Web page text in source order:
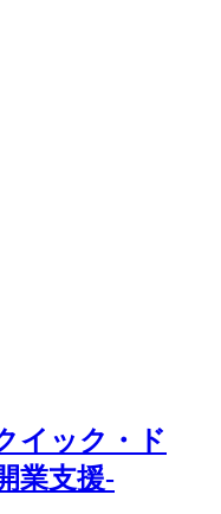
イック・ド
業支援-